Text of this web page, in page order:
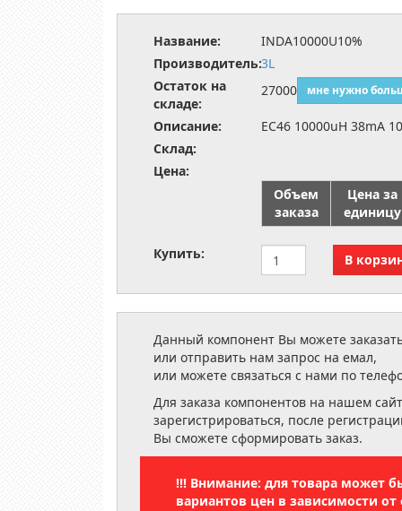
Название:
INDA10000U10%
Производитель:3L
Остаток на
складе:
27000 мне нужно
Описание:
EC46 10000uH 38mA
Склад:
Цена:
Объем
заказа
Цена за
единицу
Купить:
Данный компонент Вы можете
или отправить нам запрос на емал,
или можете связаться с нами по
Для заказа компонентов на нашем
зарегистрироваться, после
Вы сможете сформировать заказ.
!!! Внимание: для товара может
вариантов цен в зависимости от